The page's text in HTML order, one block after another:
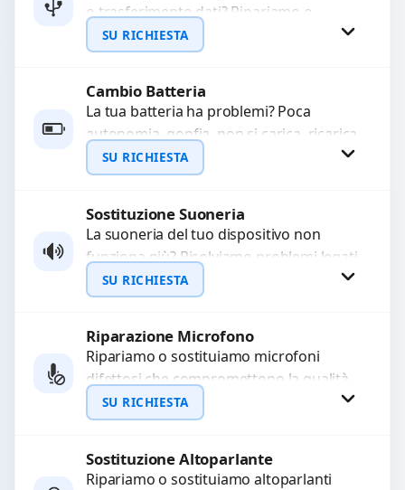
WhatsApp
o trasferimento dati? Ripariamo o
sostituiamo connettori di ricarica guasti,
rotti, allentati, danneggiati,...
SU RICHIESTA
Richiedi Preventivo
WhatsApp
Cambio Batteria
La tua batteria ha problemi? Poca
autonomia, gonfia, non si carica, ricarica
lenta o cicli di ricarica esauriti?
Sostituiamo la...
SU RICHIESTA
Richiedi Preventivo
WhatsApp
Sostituzione Suoneria
La suoneria del tuo dispositivo non
funziona più? Risolviamo problemi legati
a moduli audio difettosi con interventi
precisi e componenti...
SU RICHIESTA
Richiedi Preventivo
WhatsApp
Riparazione Microfono
Ripariamo o sostituiamo microfoni
difettosi che compromettono la qualità
audio delle registrazioni o delle
chiamate. Diagnosi accurata e ricambi
SU RICHIESTA
Richiedi Preventivo
Sostituzione Altoparlante
Ripariamo o sostituiamo altoparlanti